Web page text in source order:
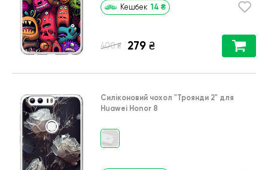
Кешбек 14 ₴
400 ₴ 279 ₴
Силіконовий чохол "Троянди 2" для
Huawei Honor 8